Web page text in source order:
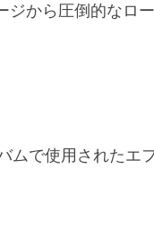
から圧倒的なロ
ムで使用されたエ